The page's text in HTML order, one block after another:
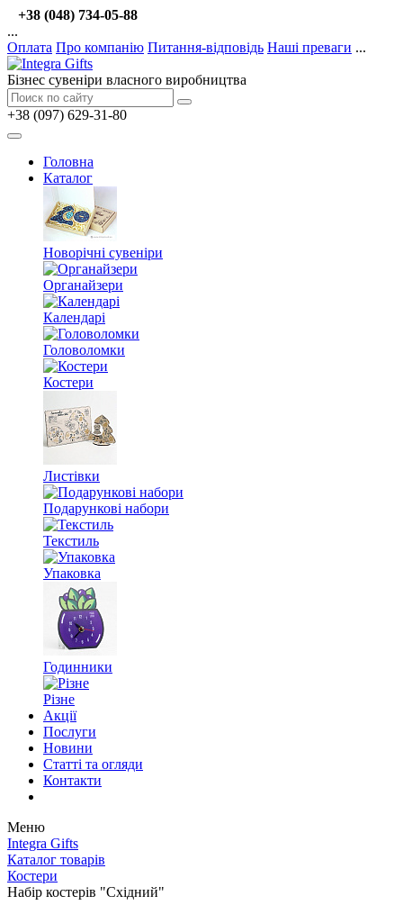
+38 (048) 734-05-88
...
Оплата Про компанію Питання-відповідь Наші преваги ...
Бізнес сувеніри власного виробництва
+38 (097) 629-31-80
Головна
Каталог
Новорічні сувеніри
Органайзери
Календарі
Головоломки
Костери
Листівки
Подарункові набори
Текстиль
Упаковка
Годинники
Різне
Акції
Послуги
Новини
Статті та огляди
Контакти
Меню
Integra Gifts
Каталог товарів
Костери
Набір костерів "Східний"